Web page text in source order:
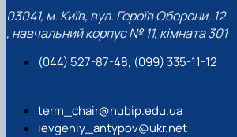
03041, м. Київ, вул. Героїв Оборони, 12
, навчальний корпус № 11, кімната 301
(044) 527-87-48, (099) 335-11-12
term_chair@nubip.edu.ua
ievgeniy_antypov@ukr.net